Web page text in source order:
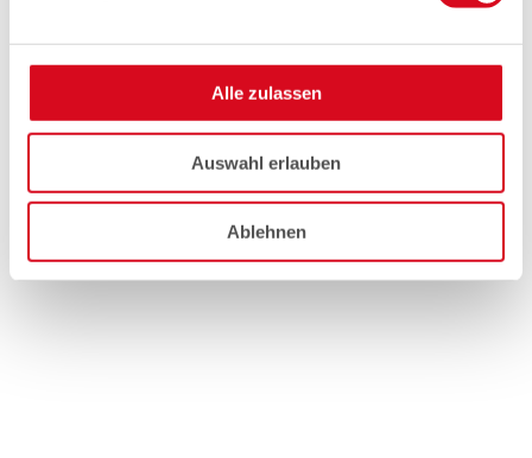
Alle zulassen
Auswahl erlauben
Ablehnen